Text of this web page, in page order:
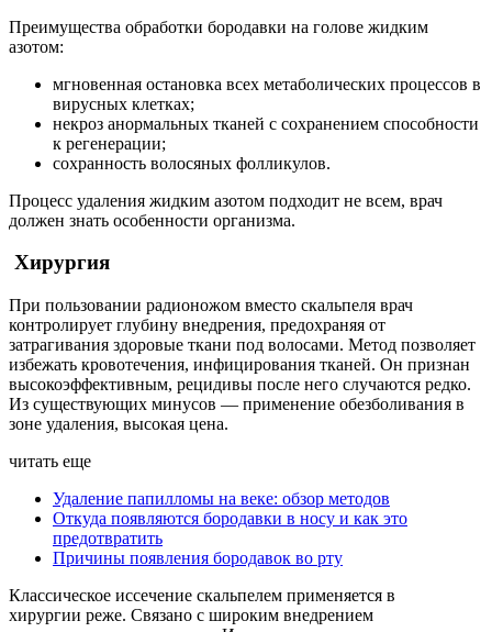
Преимущества обработки бородавки на голове жидким
азотом:
мгновенная остановка всех метаболических процессов в
вирусных клетках;
некроз анормальных тканей с сохранением способности
к регенерации;
сохранность волосяных фолликулов.
Процесс удаления жидким азотом подходит не всем, врач
должен знать особенности организма.
Хирургия
При пользовании радионожом вместо скальпеля врач
контролирует глубину внедрения, предохраняя от
затрагивания здоровые ткани под волосами. Метод позволяет
избежать кровотечения, инфицирования тканей. Он признан
высокоэффективным, рецидивы после него случаются редко.
Из существующих минусов — применение обезболивания в
зоне удаления, высокая цена.
читать еще
Удаление папилломы на веке: обзор методов
Откуда появляются бородавки в носу и как это
предотвратить
Причины появления бородавок во рту
Классическое иссечение скальпелем применяется в
хирургии реже. Связано с широким внедрением